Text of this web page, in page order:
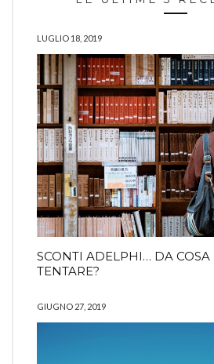
LUGLIO 18, 2019
SCONTI ADELPHI… DA COSA
TENTARE?
GIUGNO 27, 2019